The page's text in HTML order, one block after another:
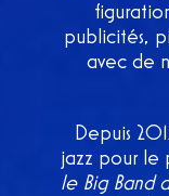
publicités,
avec de
Depuis
jazz pour le
le Big Band